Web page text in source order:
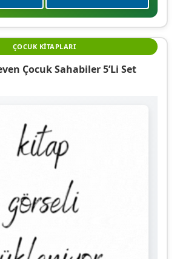
ÇOCUK KITAPLARI
Çocuk Sahabiler 5’li Set